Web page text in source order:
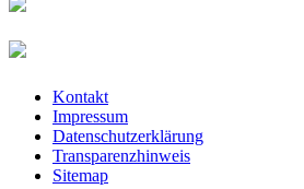
Kontakt
Impressum
Datenschutzerklärung
Transparenzhinweis
Sitemap